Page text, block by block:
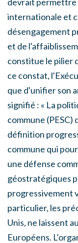
internationale et
désengagement
et de
constitue le pilier
ce constat,
que d'unifier son
signifié : « La
commune
définition
commune qui
une défense
géostratégiques
progressivement
particulier, les
Unis, ne laissent
Européens.